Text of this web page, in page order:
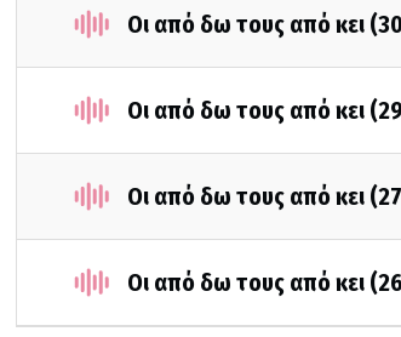
Οι από δω τους από κει
Οι από δω τους από κει
Οι από δω τους από κει
Οι από δω τους από κει